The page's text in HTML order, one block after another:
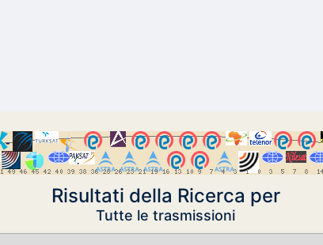
Risultati della Ricerca per
Tutte le trasmissioni